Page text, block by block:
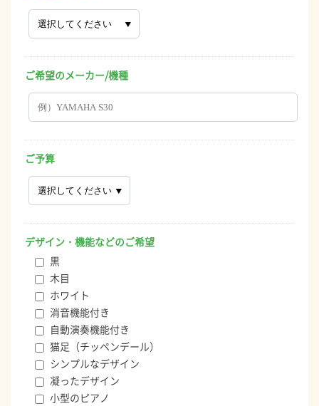
ご希望のメーカー/機種
ご予算
デザイン・機能などのご希望
黒
木目
ホワイト
消音機能付き
自動演奏機能付き
猫足（チッペンデール）
シンプルなデザイン
凝ったデザイン
小型のピアノ